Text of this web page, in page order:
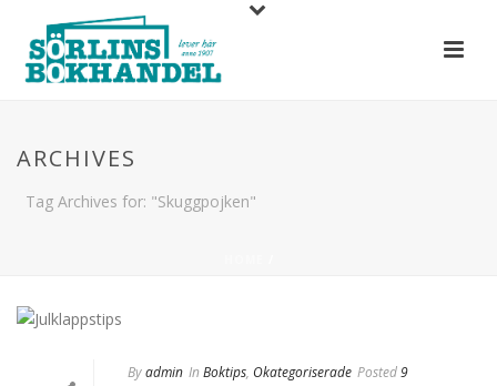
ARCHIVES
Tag Archives for: "Skuggpojken"
Byadmin In Boktips, Okategoriserade Posted9